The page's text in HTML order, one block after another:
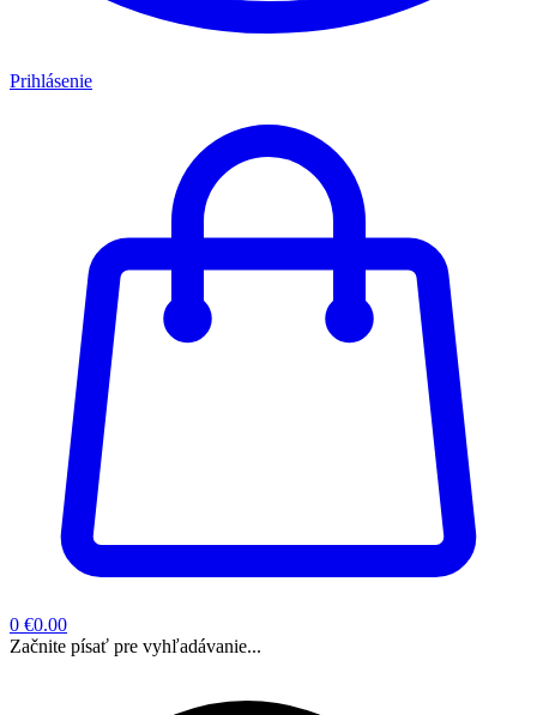
Prihlásenie
0 €0.00
Začnite písať pre vyhľadávanie...